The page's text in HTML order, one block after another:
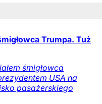
Trumpa. Tuż
śmigłowca
USA na
pasażerskiego